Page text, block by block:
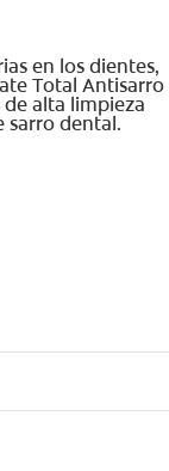
en los dientes,
Total Antisarro
alta limpieza
sarro dental.